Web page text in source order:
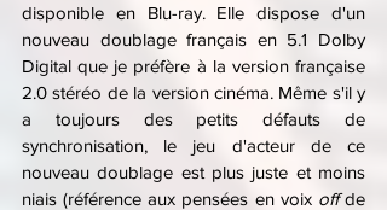
disponible en Blu-ray. Elle dispose d'un
nouveau doublage français en 5.1 Dolby
Digital que je préfère à la version française
2.0 stéréo de la version cinéma. Même s'il y
a toujours des petits défauts de
synchronisation, le jeu d'acteur de ce
nouveau doublage est plus juste et moins
niais (référence aux pensées en voix off de